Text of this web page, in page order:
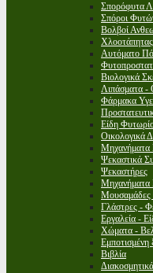
Σπορόφυτα
Σπόροι
Βολβοί
Αυτόματο
Βιολογικά
Λιπάσματα -
Φάρμακα
Είδη
Οικολογικά
Μηχανήματα
Ψεκαστικά
Ψεκαστήρες
Μηχανήματα
Μουσαμάδες
Γλάστρες -
Εργαλεία -
Χώματα -
Εμποτισμένη
Βιβλία